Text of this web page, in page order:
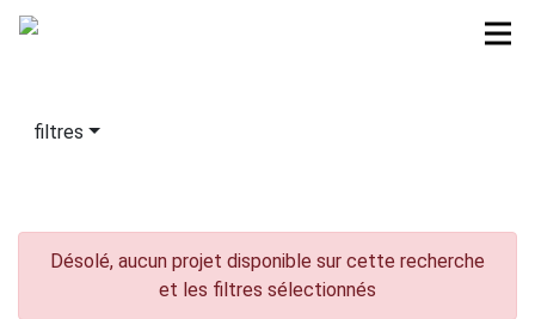
filtres
Désolé, aucun projet disponible sur cette recherche
et les filtres sélectionnés